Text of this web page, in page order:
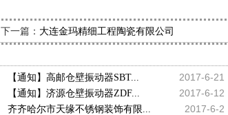
下一篇： 大连金玛精细工程陶瓷有限公司
2017-6-21
【通知】高邮仓壁振动器SBT...
2017-6-12
【通知】济源仓壁振动器ZDF...
2017-6-2
齐齐哈尔市天缘不锈钢装饰有限...